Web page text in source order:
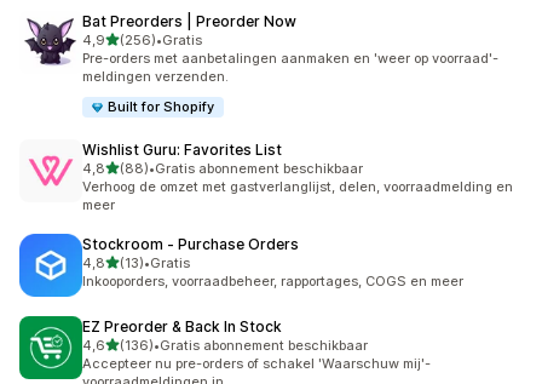
Bat Preorders | Preorder Now
4,9van 5 sterren
(256)
256 recensies in totaal
•Gratis
Pre-orders met aanbetalingen aanmaken en 'weer op voorraad'-
meldingen verzenden.
Built for Shopify
Wishlist Guru: Favorites List
4,8van 5 sterren
(88)
88 recensies in totaal
•Gratis abonnement beschikbaar
Verhoog de omzet met gastverlanglijst, delen, voorraadmelding en
meer
Stockroom ‑ Purchase Orders
4,8van 5 sterren
(13)
13 recensies in totaal
•Gratis
Inkooporders, voorraadbeheer, rapportages, COGS en meer
EZ Preorder & Back In Stock
4,6van 5 sterren
(136)
136 recensies in totaal
•Gratis abonnement beschikbaar
Accepteer nu pre-orders of schakel 'Waarschuw mij'-